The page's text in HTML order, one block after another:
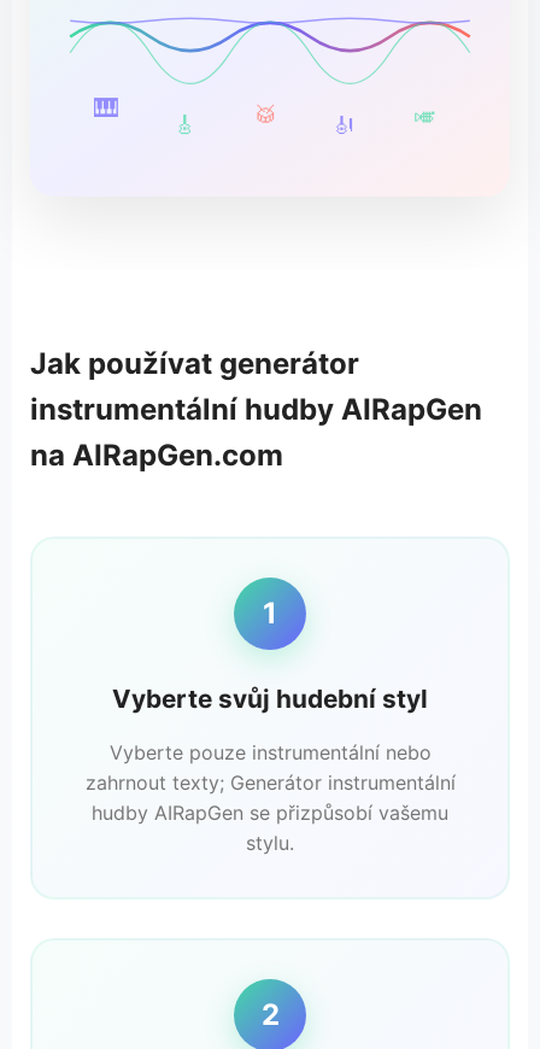
🎹
🎸 🥁 🎻 🎺
Jak používat generátor
instrumentální hudby AIRapGen
na AIRapGen.com
1
Vyberte svůj hudební styl
Vyberte pouze instrumentální nebo
zahrnout texty; Generátor instrumentální
hudby AIRapGen se přizpůsobí vašemu
stylu.
2